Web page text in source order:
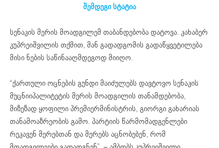
შემდეგი სტატია
სენაკის მერის მოადგილემ თაბანდებობა დატოვა. კახაბერ
კუპრეიშვილის თქმით, მან გადადგომის გადაწყვეტილება
მისი ნების საწინააღმდეგოდ მიიღო.
“ქართული ოცნების გუნდი მაიძულებს დავტოვო სენაკის
მუცნიიპალიტეტის მერის მოადგილის თანამდებობა,
მიზეზად ყოფილი პრემიერმინისტრის, გიორგი გახარიას
თანამოაზრეობის გამო. პარტიის წარმომადგენლები
რეკავენ მერებთან და მერებს აცნობებენ, რომ